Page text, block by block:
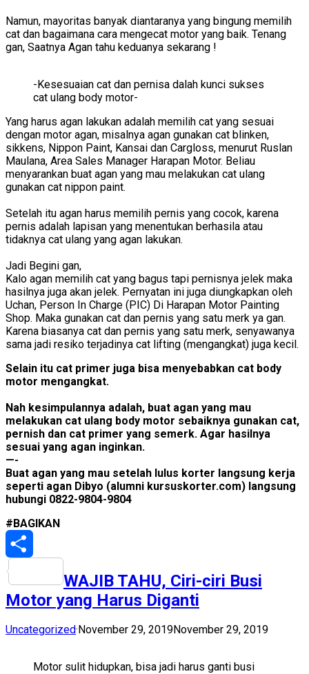
Namun, mayoritas banyak diantaranya yang bingung memilih
cat dan bagaimana cara mengecat motor yang baik. Tenang
gan, Saatnya Agan tahu keduanya sekarang !
-Kesesuaian cat dan pernisa dalah kunci sukses
cat ulang body motor-
Yang harus agan lakukan adalah memilih cat yang sesuai
dengan motor agan, misalnya agan gunakan cat blinken,
sikkens, Nippon Paint, Kansai dan Cargloss, menurut Ruslan
Maulana, Area Sales Manager Harapan Motor. Beliau
menyarankan buat agan yang mau melakukan cat ulang
gunakan cat nippon paint.
Setelah itu agan harus memilih pernis yang cocok, karena
pernis adalah lapisan yang menentukan berhasila atau
tidaknya cat ulang yang agan lakukan.
Jadi Begini gan,
Kalo agan memilih cat yang bagus tapi pernisnya jelek maka
hasilnya juga akan jelek. Pernyatan ini juga diungkapkan oleh
Uchan, Person In Charge (PIC) Di Harapan Motor Painting
Shop. Maka gunakan cat dan pernis yang satu merk ya gan.
Karena biasanya cat dan pernis yang satu merk, senyawanya
sama jadi resiko terjadinya cat lifting (mengangkat) juga kecil.
Selain itu cat primer juga bisa menyebabkan cat body
motor mengangkat.
Nah kesimpulannya adalah, buat agan yang mau
melakukan cat ulang body motor sebaiknya gunakan cat,
pernish dan cat primer yang semerk. Agar hasilnya
sesuai yang agan inginkan.
—-
Buat agan yang mau setelah lulus korter langsung kerja
seperti agan Dibyo (alumni kursuskorter.com) langsung
hubungi 0822-9804-9804
#BAGIKAN
WAJIB TAHU, Ciri-ciri Busi
Motor yang Harus Diganti
Uncategorized· November 29, 2019November 29, 2019
Motor sulit hidupkan, bisa jadi harus ganti busi